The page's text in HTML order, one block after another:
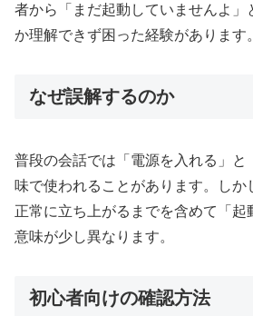
者から「まだ起動していませんよ」
か理解できず困った経験があります。
なぜ誤解するのか
普段の会話では「電源を入れる」と
味で使われることがあります。し
正常に立ち上がるまでを含めて「起
意味が少し異なります。
初心者向けの確認方法